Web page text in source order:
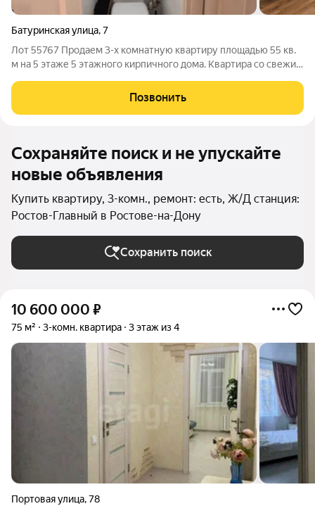
Батуринская улица,7
Лот 55767 Продаем 3-х комнатную квартиру площадью 55 кв.
м на 5 этаже 5 этажного кирпичного дома. Квартира со свежим
для спальни, и для детской (или полноценной гардеробной) и
для гостиной.
Позвонить
Сохраняйте поиск и не упускайте
новые объявления
Купить квартиру, 3-комн., ремонт: есть, Ж/Д станция:
Ростов-Главный в Ростове-на-Дону
Сохранить поиск
10 600 000 ₽
75 м² 3-комн. квартира 3 этаж из 4
Портовая улица,78